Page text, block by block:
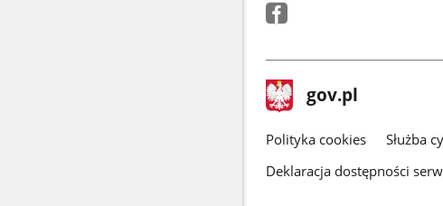
stopka
gov.pl Strona
gov.pl
gov.pl
Polityka cookies Służba
Deklaracja dostępności